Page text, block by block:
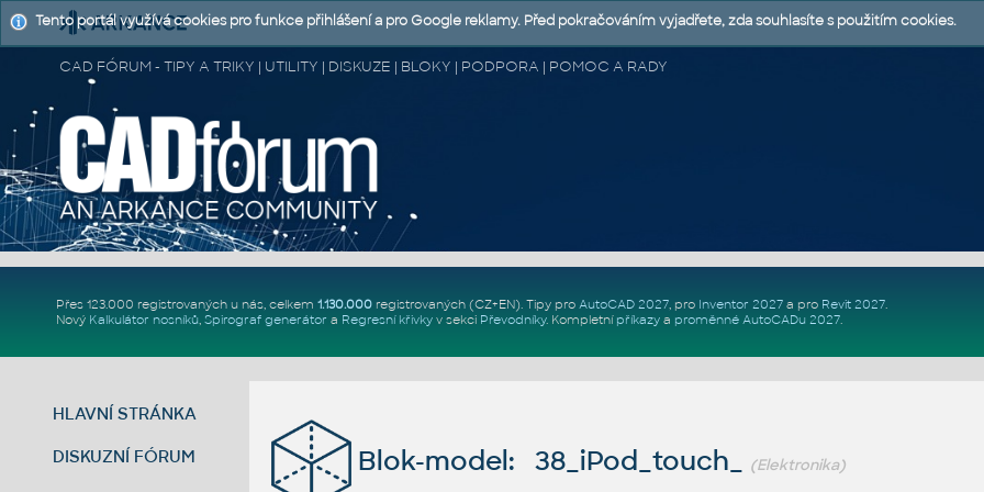
CAD FÓRUM - TIPY A TRIKY | UTILITY | DISKUZE | BLOKY | PODPORA | POMOC A RADY
Přes 123.000 registrovaných u nás, celkem 1.130.000registrovaných (CZ+EN). Tipy pro AutoCAD 2027, pro Inventor 2027a pro Revit 2027.
Nový Kalkulátor nosníků, Spirograf generátor a Regresní křivkyv sekci Převodníky. Kompletní příkazya proměnné AutoCADu 2027.
HLAVNÍ STRÁNKA
DISKUZNÍ FÓRUM Blok-model: 38_iPod_touch_ (Elektronika)
Tento portál využívá cookies pro funkce přihlášení a pro Google reklamy. Před pokračováním vyjadřete, zda souhlasíte s použitím cookies.